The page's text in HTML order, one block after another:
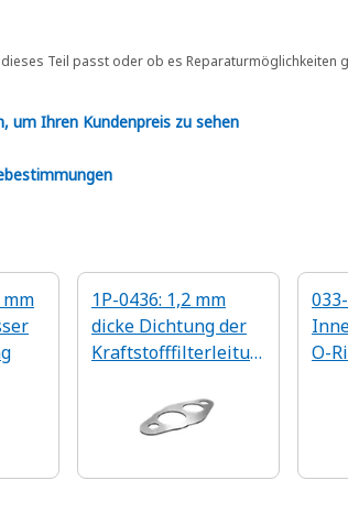
Teil passt oder ob es Reparaturmöglichkeiten
um Ihren Kundenpreis zu sehen
mm
1P-0436: 1,2 mm
dicke Dichtung der
Kraftstofffilterleitun
O-